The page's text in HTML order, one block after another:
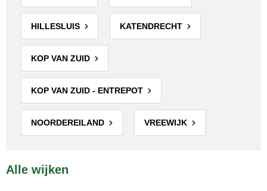
HILLESLUIS KATENDRECHT
KOP VAN ZUID
KOP VAN ZUID - ENTREPOT
NOORDEREILAND VREEWIJK
Alle wijken